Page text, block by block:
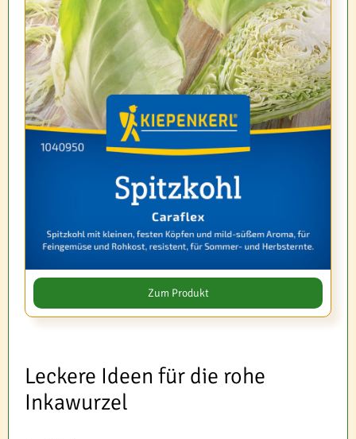
Zum Produkt
Leckere Ideen für die rohe
Inkawurzel